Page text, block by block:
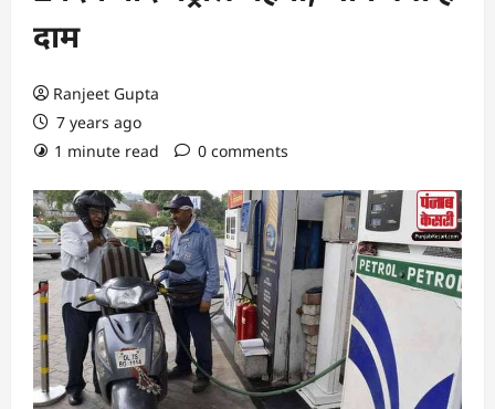
दाम
Ranjeet Gupta
7 years ago
1 minute read
0 comments